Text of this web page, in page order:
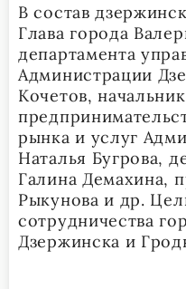
В состав
Глава города
департамента
Администрации
Кочетов,
рынка и услуг
Наталья Бугрова,
Галина Демахина,
Рыкунова и др.
сотрудничества
Дзержинска и